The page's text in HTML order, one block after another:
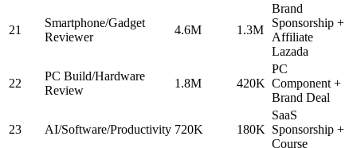
21
Smartphone/Gadget
Reviewer
4.6M 1.3M
Brand
Sponsorship +
Affiliate
Lazada
22
PC Build/Hardware
Review
1.8M 420K
PC
Component +
Brand Deal
23 AI/Software/Productivity 720K 180K
SaaS
Sponsorship +
Course